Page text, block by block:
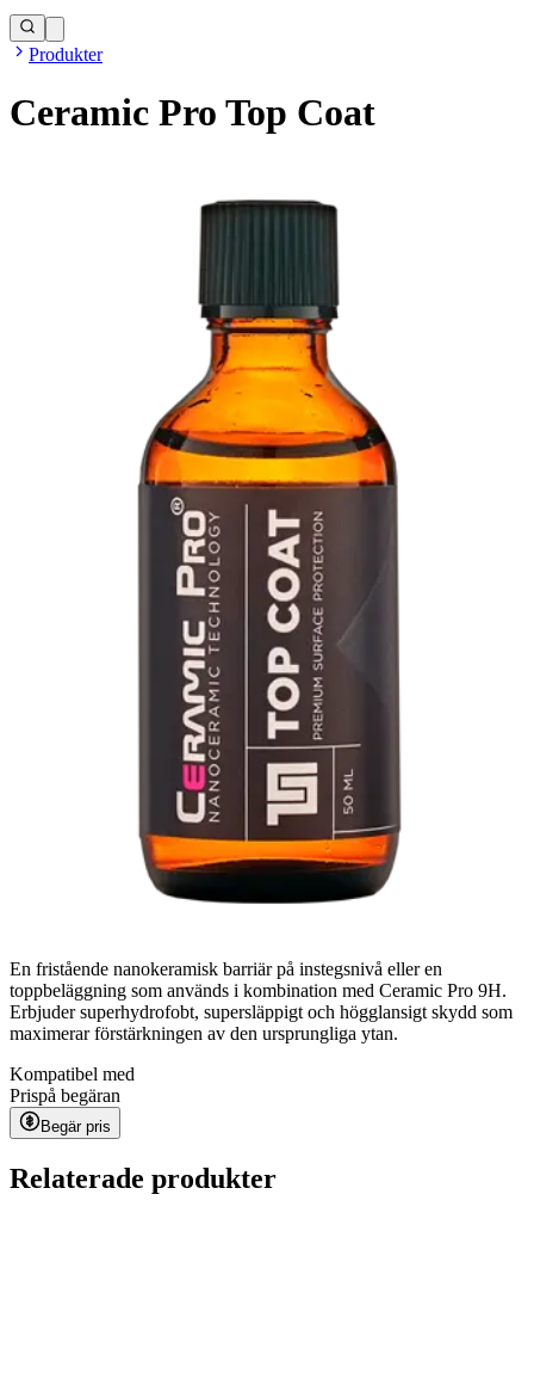
Produkter
Ceramic Pro Top Coat
En fristående nanokeramisk barriär på instegsnivå eller en
toppbeläggning som används i kombination med Ceramic Pro 9H.
Erbjuder superhydrofobt, supersläppigt och högglansigt skydd som
maximerar förstärkningen av den ursprungliga ytan.
Kompatibel med
Prispå begäran
Begär pris
Relaterade produkter